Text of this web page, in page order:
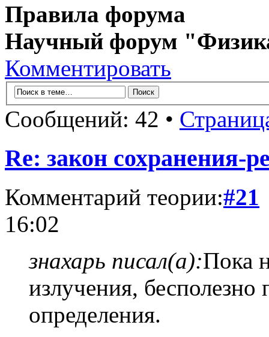
Правила форума
Научный форум
Комментировать
Сообщений: 42 •
Re: закон сохранения-
Комментарий теории:#21
16:02
знахарь писал(а):Пока
излучения, бесполезно
определения.